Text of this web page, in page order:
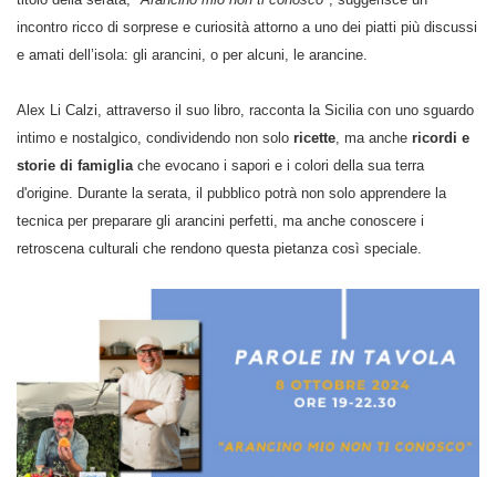
incontro ricco di sorprese e curiosità attorno a uno dei piatti più discussi
e amati dell’isola: gli arancini, o per alcuni, le arancine.
Alex Li Calzi, attraverso il suo libro, racconta la Sicilia con uno sguardo
intimo e nostalgico, condividendo non solo ricette , ma anche ricordi e
storie di famiglia che evocano i sapori e i colori della sua terra
d'origine. Durante la serata, il pubblico potrà non solo apprendere la
tecnica per preparare gli arancini perfetti, ma anche conoscere i
retroscena culturali che rendono questa pietanza così speciale.